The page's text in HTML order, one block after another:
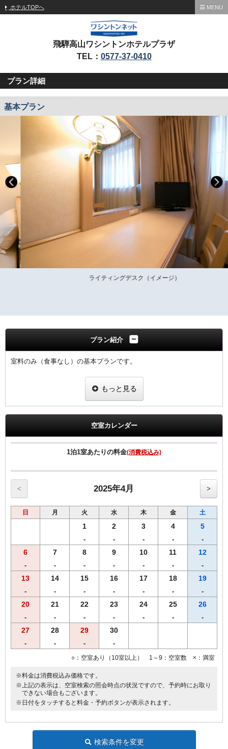
ホテルTOPへ MENU
飛騨高山ワシントンホテルプラザ
TEL： 0577-37-0410
プラン詳細
基本プラン
ライティングデスク（イメージ）
プラン紹介
室料のみ（食事なし）の基本プランです。
ご宿泊者様専用の大浴場をご利用いただけます。
もっと見る
空室カレンダー
1泊1室あたりの料金(消費税込み)
< 2025年4月 >
日 月 火 水 木 金 土
1
-
2
-
3
-
4
-
5
-
6
-
7
-
8
-
9
-
10
-
11
-
12
-
13
-
14
-
15
-
16
-
17
-
18
-
19
-
20
-
21
-
22
-
23
-
24
-
25
-
26
-
27
-
28
-
29
-
30
-
○：空室あり（10室以上） 1～9：空室数 ×：満室
※料金は消費税込み価格です。
※上記の表示は、空室検索の照会時点の状況ですので、予約時にお取り
できない場合もございます。
※日付をタッチすると料金・予約ボタンが表示されます。
検索条件を変更